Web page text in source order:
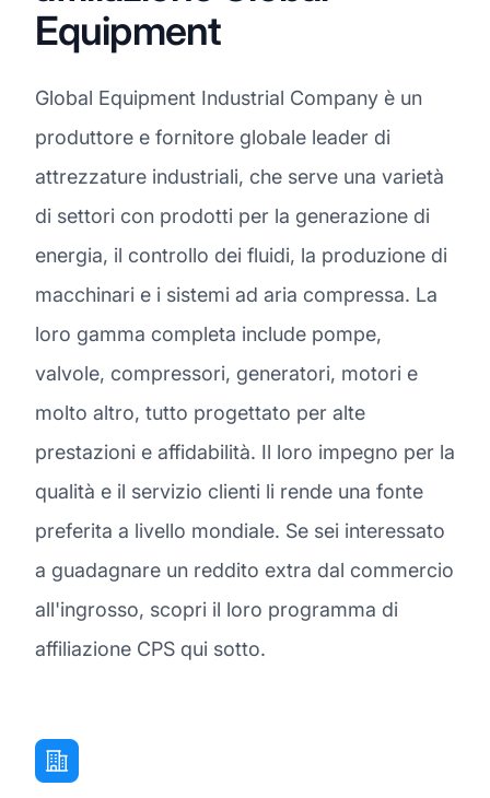
Equipment
Global Equipment Industrial Company è un
produttore e fornitore globale leader di
attrezzature industriali, che serve una varietà
di settori con prodotti per la generazione di
energia, il controllo dei fluidi, la produzione di
macchinari e i sistemi ad aria compressa. La
loro gamma completa include pompe,
valvole, compressori, generatori, motori e
molto altro, tutto progettato per alte
prestazioni e affidabilità. Il loro impegno per la
qualità e il servizio clienti li rende una fonte
preferita a livello mondiale. Se sei interessato
a guadagnare un reddito extra dal commercio
all'ingrosso, scopri il loro programma di
affiliazione CPS qui sotto.